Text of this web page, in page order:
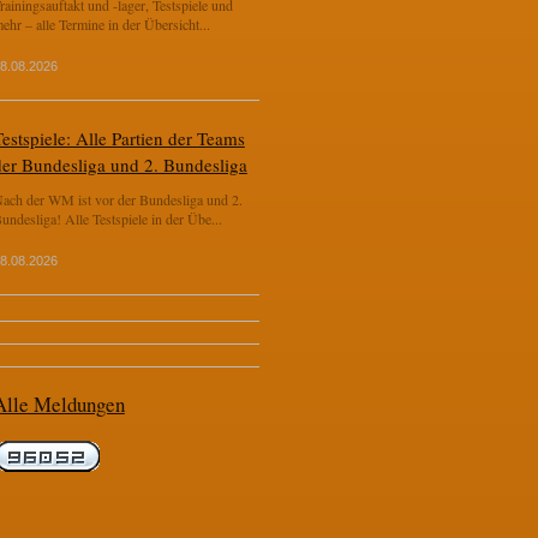
und -lager, Testspiele und
– alle Termine in der Übersicht...
Alle Partien der Teams
Bundesliga und 2. Bundesliga
der WM ist vor der Bundesliga und 2.
Alle Testspiele in der Übe...
Meldungen